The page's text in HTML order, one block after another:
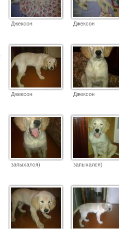
Джексон Джексон
Джексон Джексон
запыхался) запыхался)